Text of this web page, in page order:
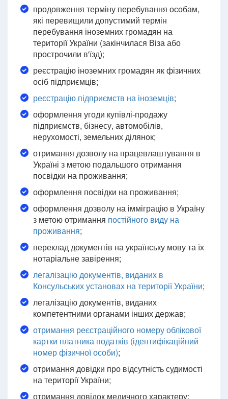
продовження терміну перебування особам,
які перевищили допустимий термін
перебування іноземних громадян на
території України (закінчилася Віза або
прострочили в'їзд);
реєстрацію іноземних громадян як фізичних
осіб підприємців;
реєстрацію підприємств на іноземців;
оформлення угоди купівлі-продажу
підприємств, бізнесу, автомобілів,
нерухомості, земельних ділянок;
отримання дозволу на працевлаштування в
Україні з метою подальшого отримання
посвідки на проживання;
оформлення посвідки на проживання;
оформлення дозволу на імміграцію в Україну
з метою отримання постійного виду на
проживання;
переклад документів на українську мову та їх
нотаріальне завірення;
легалізацію документів, виданих в
Консульських установах на території України;
легалізацію документів, виданих
компетентними органами інших держав;
отримання реєстраційного номеру облікової
картки платника податків (ідентифікаційний
номер фізичної особи);
отримання довідки про відсутність судимості
на території України;
отримання довідок медичного характеру;